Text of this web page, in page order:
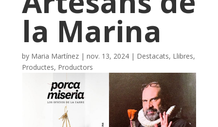
la Marina
by Maria Martínez| nov. 13, 2024| Destacats, Llibres,
Productes, Productors